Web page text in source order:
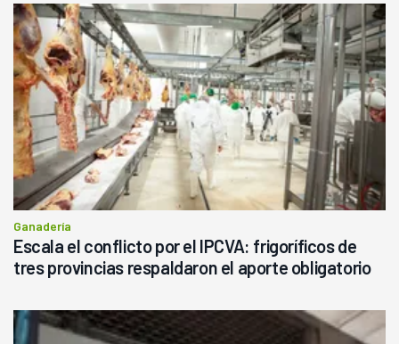
Ganadería
Escala el conflicto por el IPCVA: frigoríficos de
tres provincias respaldaron el aporte obligatorio